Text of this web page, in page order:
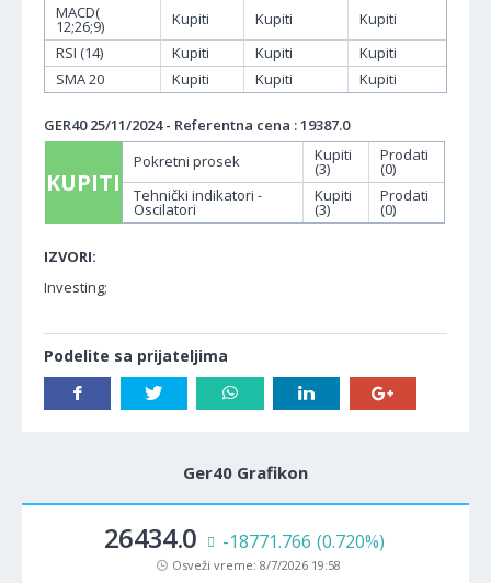
MACD(
12;26;9) Kupiti Kupiti
Kupiti
RSI (14)
Kupiti Kupiti
Kupiti
SMA 20
Kupiti Kupiti Kupiti
GER40 25/11/2024 - Referentna cena : 19387.0
KUPITI
Pokretni prosek Kupiti
(3)
Prodati
(0)
Tehnički indikatori -
Oscilatori
Kupiti
(3)
Prodati
(0)
IZVORI:
Investing;
Podelite sa prijateljima
Ger40 Grafikon
26434.0 -18771.766 (0.720%)
Osveži vreme: 8/7/2026 19:58